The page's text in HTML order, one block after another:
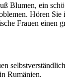
Blumen, ein
Hören Sie
Frauen einen
Rumänien.